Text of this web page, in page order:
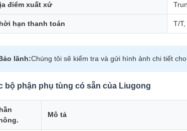
điểm xuất xứ
hạn thanh toán T/
lãnh:Chúng tôi sẽ kiểm tra và gửi hình ảnh chi tiết
bộ phận phụ tùng có sẵn của Liugong
Mô tả